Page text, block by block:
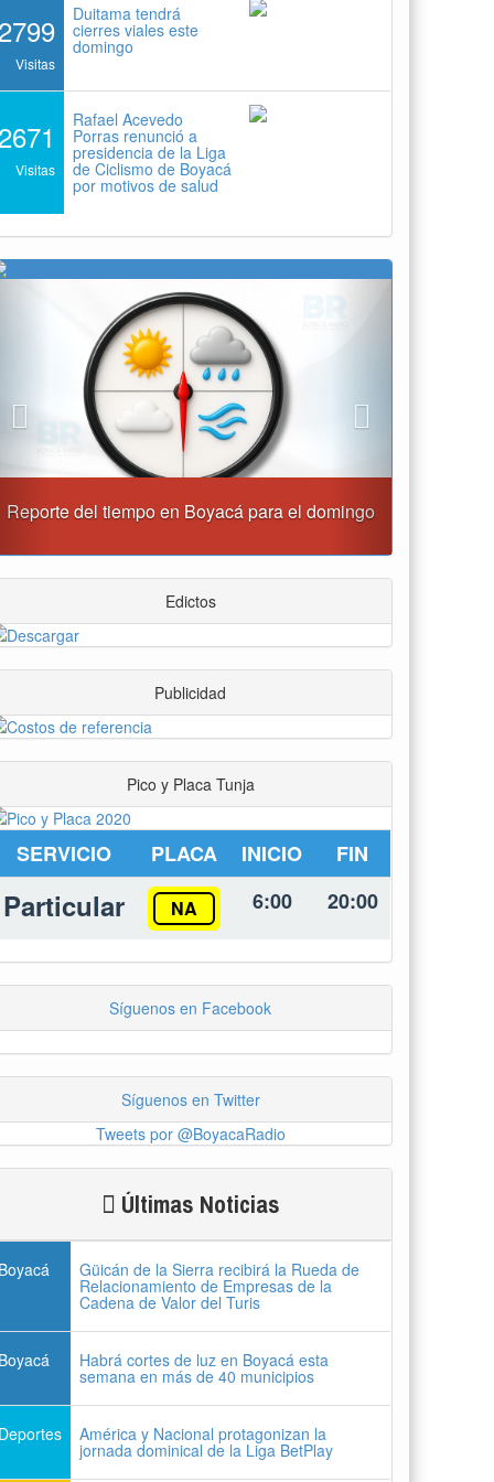
Visitas
Duitama tendrá
cierres viales este
domingo
Visitas
Rafael Acevedo
Porras renunció a
presidencia de la Liga
de Ciclismo de Boyacá
por motivos de salud
Este domingo habrá cierres viales en Tunja
Edictos
Publicidad
Pico y Placa Tunja
SERVICIO PLACA INICIO FIN
Particular NA 6:00 20:00
Síguenos en Facebook
Síguenos en Twitter
Tweets por @BoyacaRadio
Últimas Noticias
Güicán de la Sierra recibirá la Rueda de
Relacionamiento de Empresas de la
Cadena de Valor del Turis
Habrá cortes de luz en Boyacá esta
semana en más de 40 municipios
América y Nacional protagonizan la
jornada dominical de la Liga BetPlay